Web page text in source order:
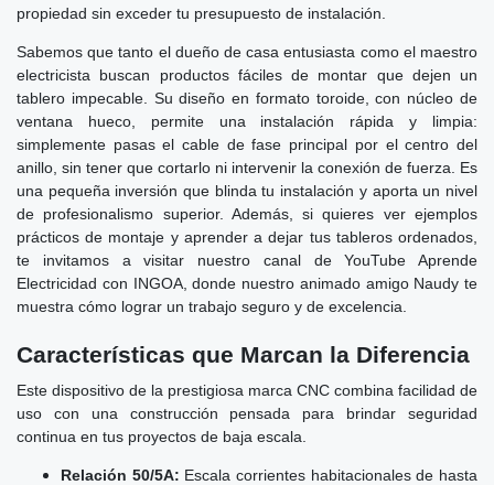
propiedad sin exceder tu presupuesto de instalación.
Sabemos que tanto el dueño de casa entusiasta como el maestro
electricista buscan productos fáciles de montar que dejen un
tablero impecable. Su diseño en formato toroide, con núcleo de
ventana hueco, permite una instalación rápida y limpia:
simplemente pasas el cable de fase principal por el centro del
anillo, sin tener que cortarlo ni intervenir la conexión de fuerza. Es
una pequeña inversión que blinda tu instalación y aporta un nivel
de profesionalismo superior. Además, si quieres ver ejemplos
prácticos de montaje y aprender a dejar tus tableros ordenados,
te invitamos a visitar nuestro canal de YouTube Aprende
Electricidad con INGOA, donde nuestro animado amigo Naudy te
muestra cómo lograr un trabajo seguro y de excelencia.
Características que Marcan la Diferencia
Este dispositivo de la prestigiosa marca CNC combina facilidad de
uso con una construcción pensada para brindar seguridad
continua en tus proyectos de baja escala.
Relación 50/5A: Escala corrientes habitacionales de hasta